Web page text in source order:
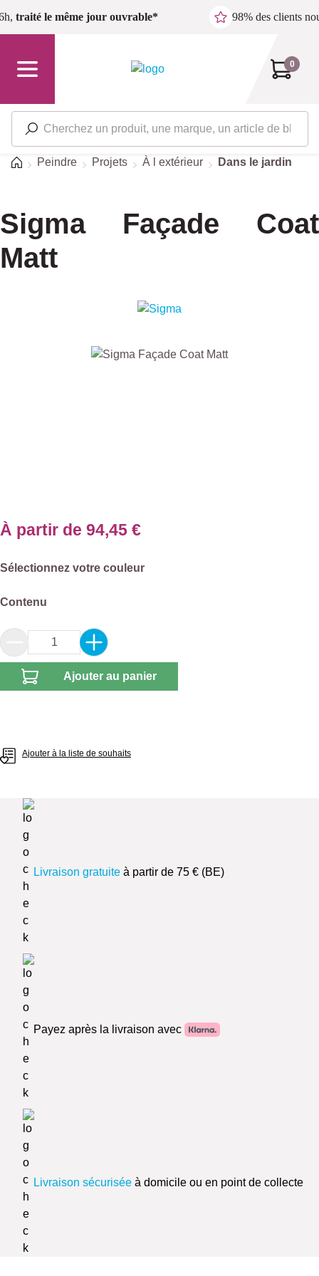
Passer au contenu principal
traité le même jour ouvrable* 98% des clients
0
Accueil
Peindre Projets À l extérieur Dans le jardin
Sigma Façade Coat
Matt
Ignorer la galerie d'images
À partir de 94,45 €
Sélectionnez
Sélectionnez votre couleur
Sélectionnez
Contenu
Quantité de produit : Entrez la quantité
Ajouter au panier
Ajouter à la liste de souhaits
Livraison gratuite à partir de 75 € (BE)
Payez après la livraison avec
Livraison sécurisée à domicile ou en point de collecte